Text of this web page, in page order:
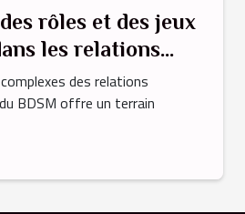
rôles et des jeux
les relations
des relations
BDSM offre un terrain